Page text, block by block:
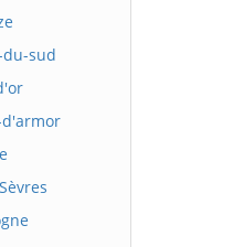
du-sud
d'armor